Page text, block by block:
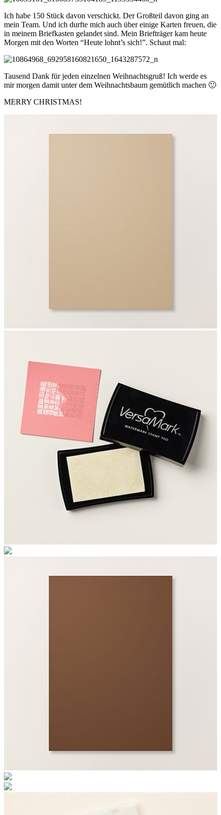
Ich habe 150 Stück davon verschickt. Der Großteil davon ging an
mein Team. Und ich durfte mich auch über einige Karten freuen, die
in meinem Briefkasten gelandet sind. Mein Briefträger kam heute
Morgen mit den Worten “Heute lohnt’s sich!”. Schaut mal:
Tausend Dank für jeden einzelnen Weihnachtsgruß! Ich werde es
mir morgen damit unter dem Weihnachtsbaum gemütlich machen 🙂
MERRY CHRISTMAS!